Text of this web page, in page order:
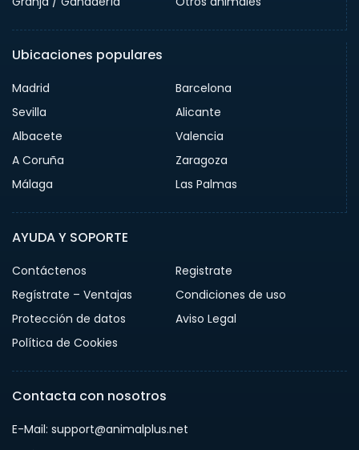
Ubicaciones populares
Madrid
Barcelona
Sevilla
Alicante
Albacete
Valencia
A Coruña
Zaragoza
Málaga
Las Palmas
AYUDA Y SOPORTE
Contáctenos
Registrate
Regístrate – Ventajas
Condiciones de uso
Protección de datos
Aviso Legal
Política de Cookies
Contacta con nosotros
E-Mail: support@animalplus.net